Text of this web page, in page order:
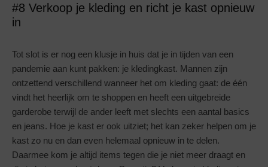
#8 Verkoop je kleding en richt je kast opnieuw
in
Tot slot is er nog een klusje in huis dat je in tijden van een
pandemie aan kunt pakken: je kledingkast. Mannen zijn
ontzettend verschillend wanneer het om kleding gaat: de één
vindt het heerlijk om te shoppen en heeft een uitgebreide
garderobe terwijl de ander leeft met slechts een aantal basics
en jeans. Hoe je kast er ook uitziet; het kan zeker helpen om je
kast zo nu en dan even helemaal opnieuw in te delen.
Daarmee kom je altijd items tegen die je niet meer draagt en